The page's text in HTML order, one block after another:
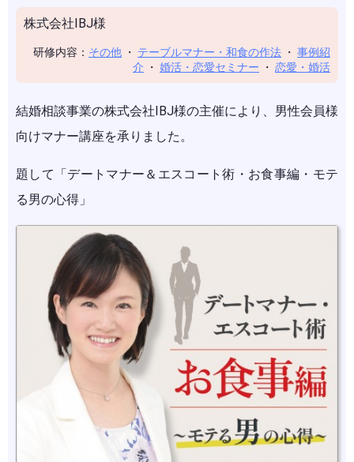
株式会社IBJ様
研修内容： その他 ・ テーブルマナー・和食の作法 ・ 事例紹
介 ・ 婚活・恋愛セミナー ・ 恋愛・婚活
結婚相談事業の株式会社IBJ様の主催により、男性会員様
向けマナー講座を承りました。
題して「デートマナー＆エスコート術・お食事編・モテ
る男の心得」